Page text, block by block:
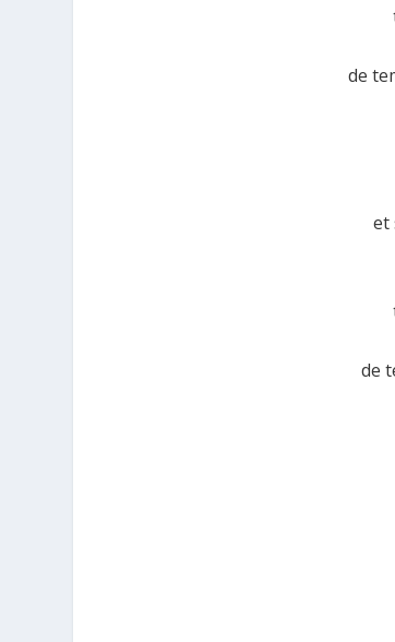
de
et
de